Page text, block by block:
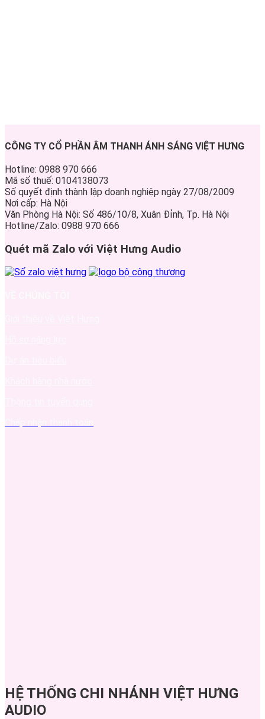
CÔNG TY CỔ PHẦN ÂM THANH ÁNH SÁNG VIỆT HƯNG
Hotline: 0988 970 666
Mã số thuế: 0104138073
Số quyết định thành lập doanh nghiệp ngày 27/08/2009
Nơi cấp: Hà Nội
Văn Phòng Hà Nội: Số 486/10/8, Xuân Đỉnh, Tp. Hà Nội
Hotline/Zalo: 0988 970 666
Quét mã Zalo với Việt Hưng Audio
HỆ THỐNG CHI NHÁNH VIỆT HƯNG
AUDIO